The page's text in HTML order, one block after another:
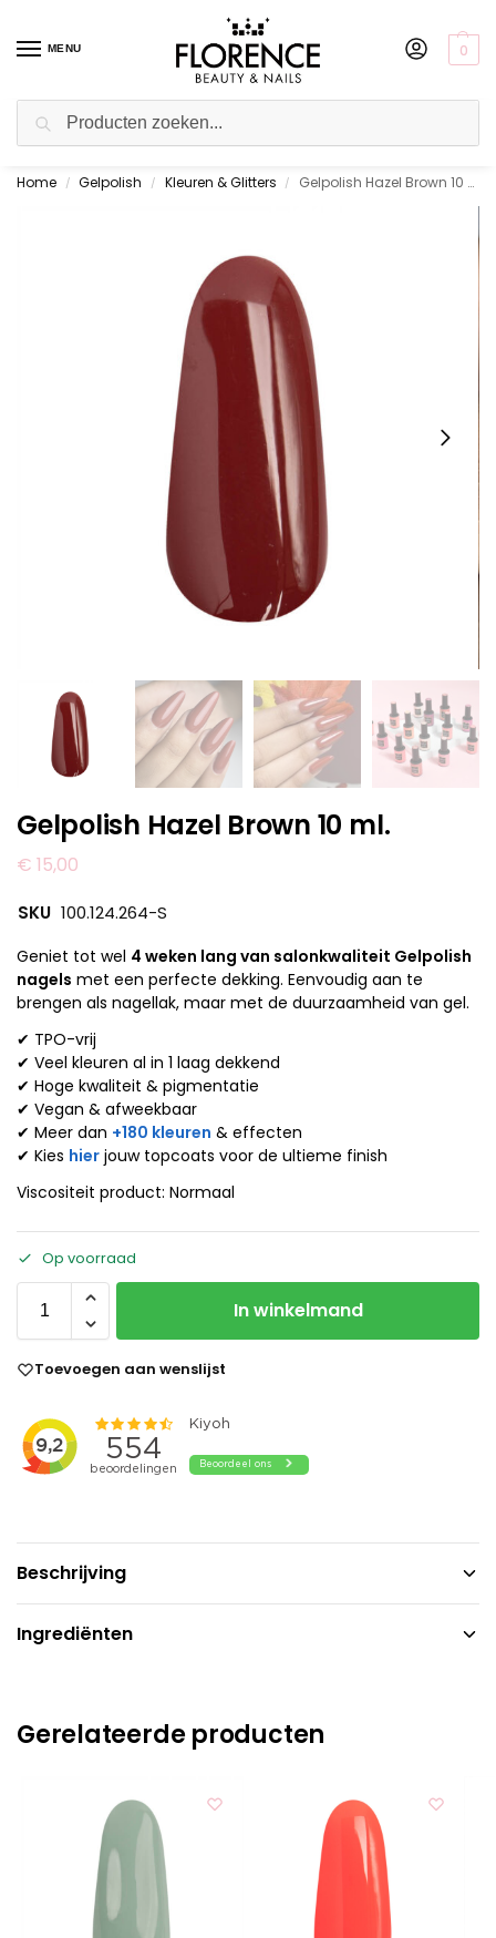
MENU 0
Gratis ophalen in de showroom
Home / Gelpolish / Kleuren & Glitters / Gelpolish Hazel Brown 10 ml.
Gelpolish Hazel Brown 10 ml.
€ 15,00
SKU 100.124.264-S
Geniet tot wel 4 weken lang van salonkwaliteit Gelpolish
nagels met een perfecte dekking. Eenvoudig aan te
brengen als nagellak, maar met de duurzaamheid van gel.
✔ TPO-vrij
✔ Veel kleuren al in 1 laag dekkend
✔ Hoge kwaliteit & pigmentatie
✔ Vegan & afweekbaar
✔ Meer dan +180 kleuren & effecten
✔ Kies hier jouw topcoats voor de ultieme finish
Viscositeit product: Normaal
Op voorraad
In winkelmand
Toevoegen aan wenslijst
Beschrijving
Ingrediënten
Gerelateerde producten